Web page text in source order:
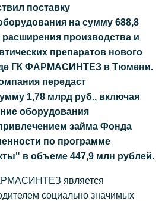
поставку
на сумму 688,8
производства и
препаратов нового
ГК ФАРМАСИНТЕЗ в Тюмени.
передаст
1,78 млрд руб., включая
оборудования
займа Фонда
по программе
в объеме 447,9 млн рублей.
является
социально значимых